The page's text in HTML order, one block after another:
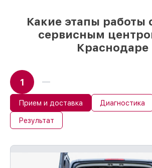
Какие этапы работы
сервисным
Краснодаре
1
Прием и доставка Диагностика
Результат